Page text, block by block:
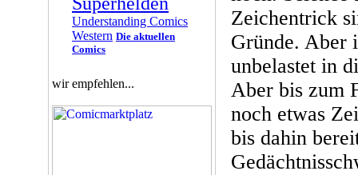
Understanding Comics
Western Die aktuellen
Comics
wir empfehlen...
Zeichentrick
Gründe. Aber
unbelastet in
Aber bis zum
noch etwas
bis dahin